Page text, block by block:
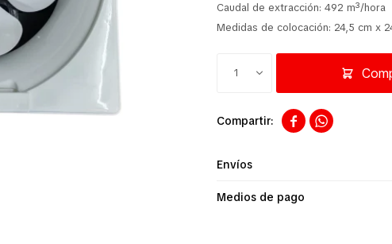
Caudal de extracción: 492 m³/hora
Medidas de colocación: 24,5 cm x
1
 
Envíos
Medios de pago